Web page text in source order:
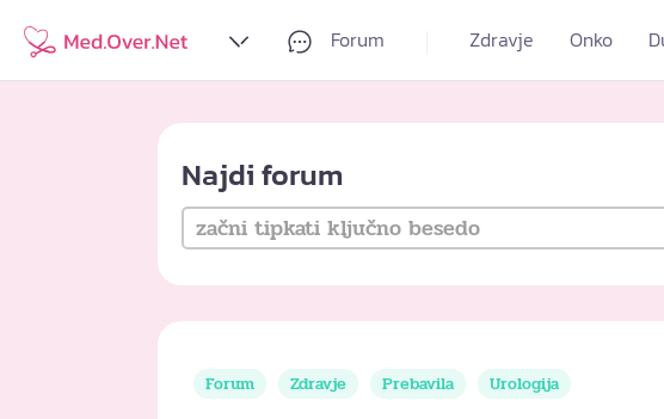
Forum Zdravje Onko
Najdi forum
Forum Zdravje Prebavila Urologija